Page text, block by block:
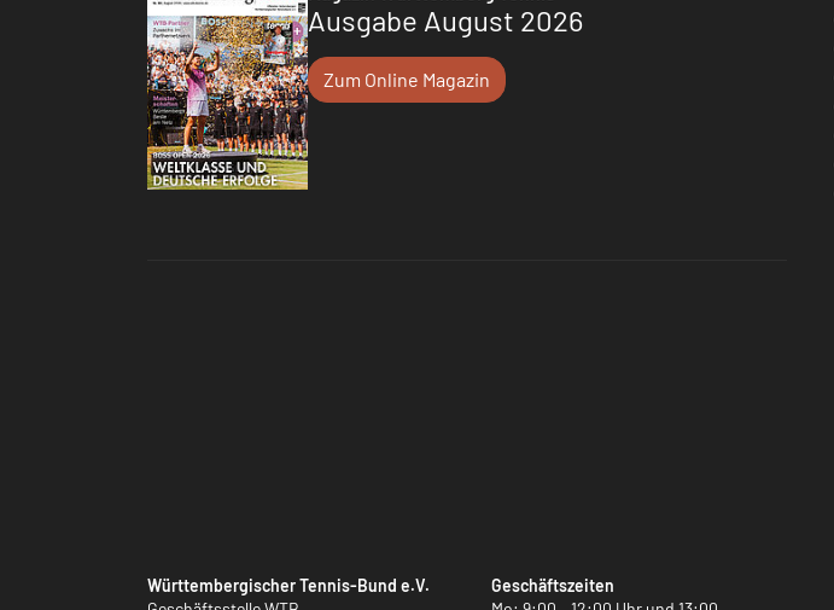
Ausgabe August 2026
Zum Online Magazin
Württembergischer Tennis-Bund e.V.
Geschäftszeiten